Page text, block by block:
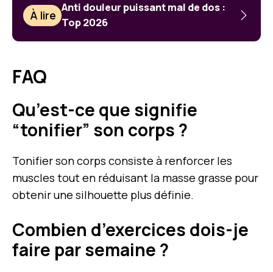
À lire
Anti douleur puissant mal de dos :
Top 2026
FAQ
Qu’est-ce que signifie
“tonifier” son corps ?
Tonifier son corps consiste à renforcer les
muscles tout en réduisant la masse grasse pour
obtenir une silhouette plus définie.
Combien d’exercices dois-je
faire par semaine ?